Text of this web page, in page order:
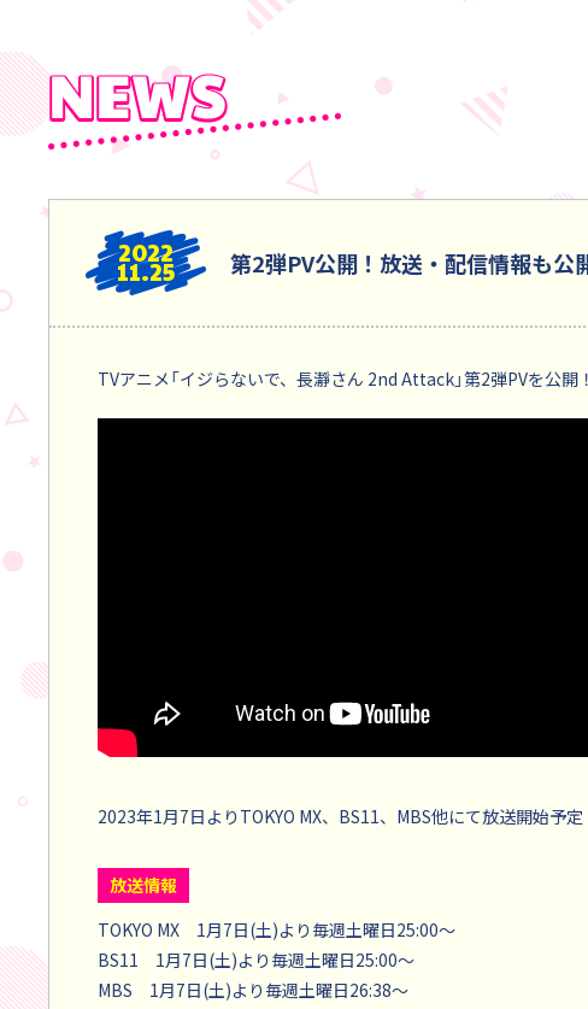
2022
11.25 第2弾PV公開！放送・配信情報も公
TVアニメ「イジらないで、長瀞さん 2nd Attack」第2弾PVを公開！
2023年1月7日よりTOKYO MX、BS11、MBS他にて放送開始予定
放送情報
TOKYO MX 1月7日(土)より毎週土曜日25:00～
BS11 1月7日(土)より毎週土曜日25:00～
MBS 1月7日(土)より毎週土曜日26:38～